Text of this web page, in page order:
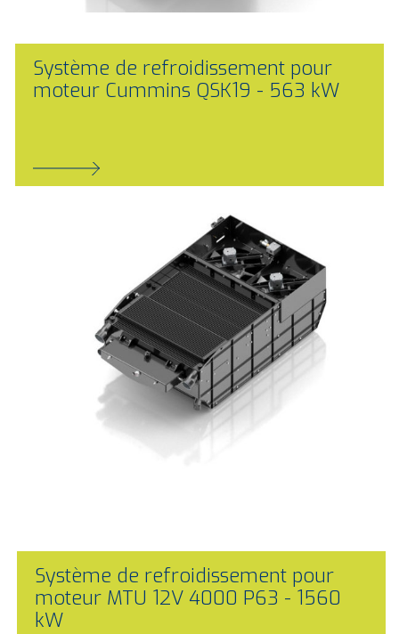
Système de refroidissement pour
moteur Cummins QSK19 - 563 kW
Système de refroidissement pour
moteur MTU 12V 4000 P63 - 1560
kW